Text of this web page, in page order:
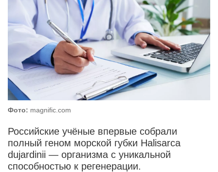
Фото: magnific.com
Российские учёные впервые собрали
полный геном морской губки Halisarca
dujardinii — организма с уникальной
способностью к регенерации.